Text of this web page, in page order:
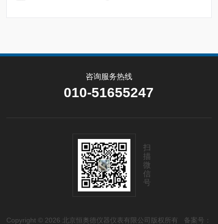
咨询服务热线
010-51655247
扫
描
微
信
号
Copyright © 2026 北京恒奥德仪器仪表有限公司版权所有 备案号：